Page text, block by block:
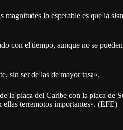
magnitudes lo esperable es que la
con el tiempo, aunque no se
sin ser de las de mayor tasa».
la placa del Caribe con la placa de
ellas terremotos importantes». (EFE)